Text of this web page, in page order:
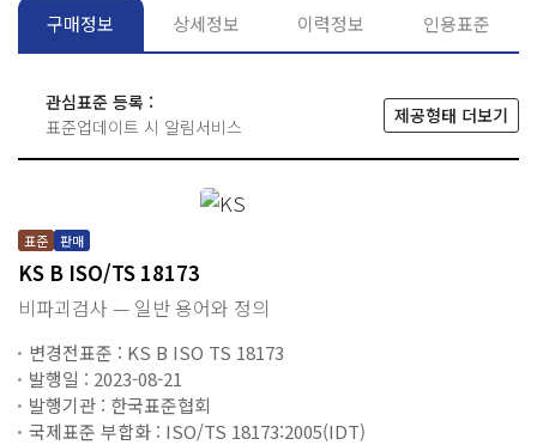
구매정보 상세정보 이력정보 인용표준
관심표준 등록 :
표준업데이트 시 알림서비스
제공형태 더보기
표준 판매
KS B ISO/TS 18173
비파괴검사 — 일반 용어와 정의
변경전표준 : KS B ISO TS 18173
발행일 : 2023-08-21
발행기관 : 한국표준협회
국제표준 부합화 : ISO/TS 18173:2005(IDT)